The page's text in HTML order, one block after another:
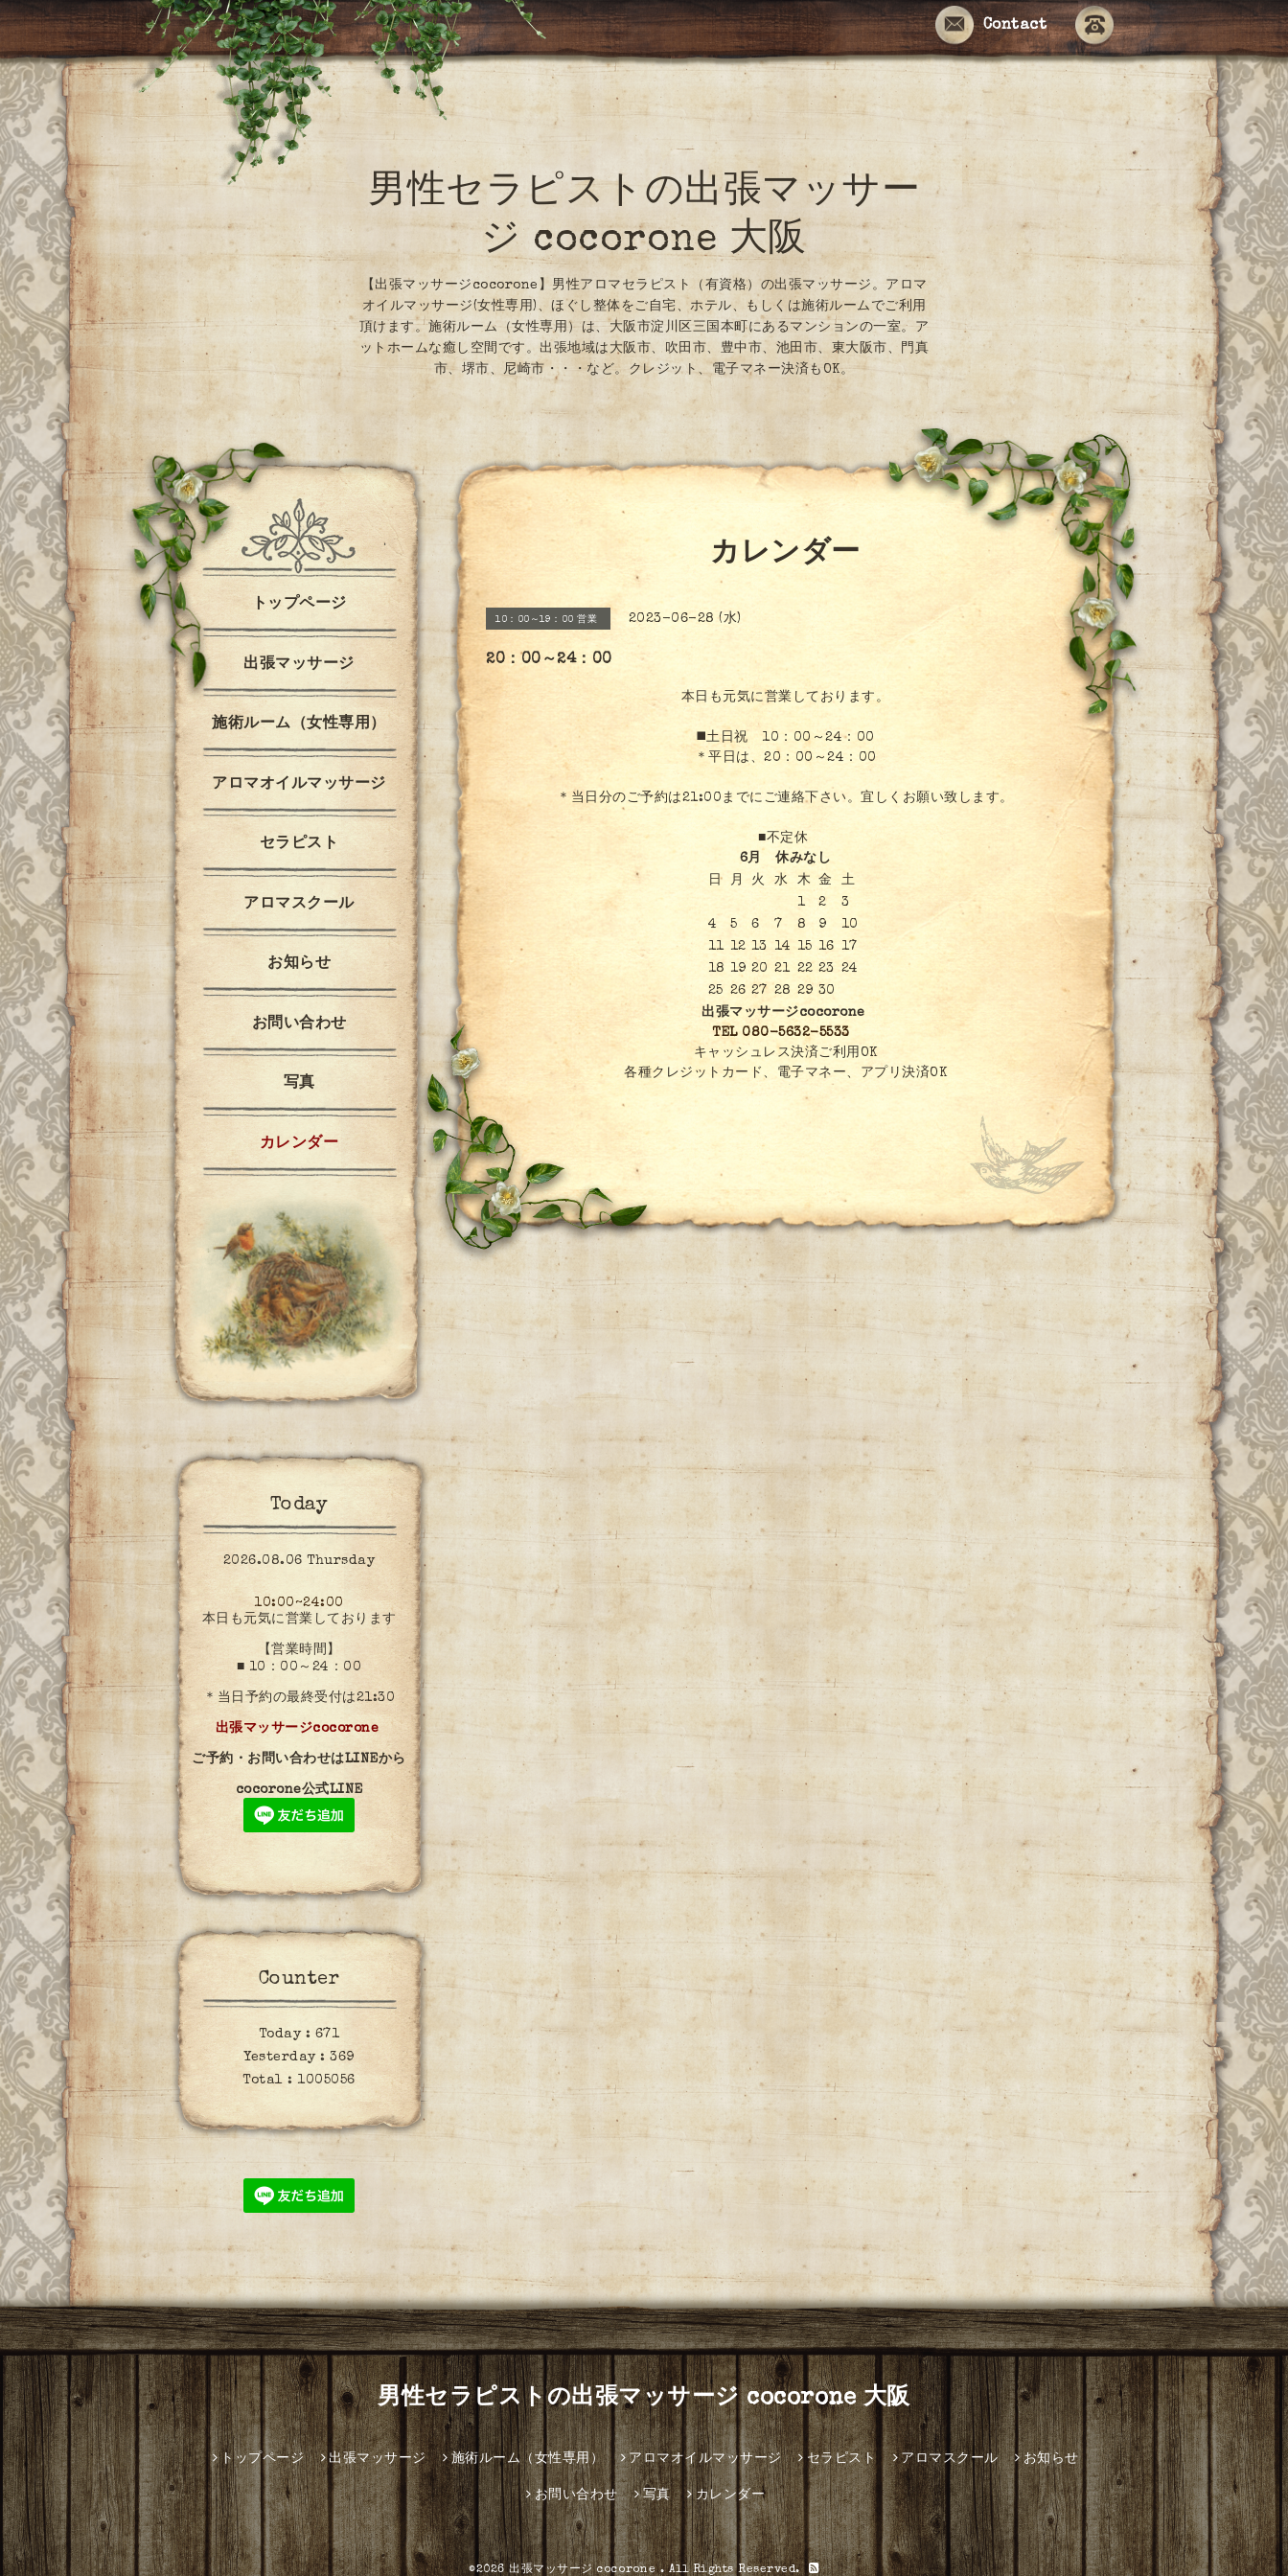
Contact
男性セラピストの出張マッサー
ジ cocorone 大阪
【出張マッサージcocorone】男性アロマセラピスト（有資格）の出張マッサージ。アロマ
オイルマッサージ(女性専用)、ほぐし整体をご自宅、ホテル、もしくは施術ルームでご利用
頂けます。施術ルーム（女性専用）は、大阪市淀川区三国本町にあるマンションの一室。ア
ットホームな癒し空間です。出張地域は大阪市、吹田市、豊中市、池田市、東大阪市、門真
市、堺市、尼崎市・・・など。クレジット、電子マネー決済もOK。
カレンダー
10：00～19：00 営業 2023-06-28 (水)
20：00～24：00
本日も元気に営業しております。
◼️土日祝 10：00～24：00
＊平日は、20：00～24：00
＊当日分のご予約は21:00までにご連絡下さい。宜しくお願い致します。
■不定休
6月 休みなし
日
月 火 水 木 金
土
1
2
3
4
5 6 7 8 9
10
11 12 13 14 15 16 17
18 19 20 21 22 23 24
25 26 27 28 29 30
出張マッサージcocorone
TEL 080-5632-5533
キャッシュレス決済ご利用OK
各種クレジットカード、電子マネー、アプリ決済OK
トップページ
出張マッサージ
施術ルーム（女性専用）
アロマオイルマッサージ
セラピスト
アロマスクール
お知らせ
お問い合わせ
写真
カレンダー
Today
2026.08.06 Thursday
10:00~24:00
本日も元気に営業しております
【営業時間】
■ 10：00～24：00
＊当日予約の最終受付は21:30
出張マッサージcocorone
ご予約・お問い合わせはLINEから
cocorone公式LINE
Counter
Today : 671
Yesterday :369
Total :1005056
男性セラピストの出張マッサージ cocorone 大阪
トップページ 出張マッサージ 施術ルーム（女性専用） アロマオイルマッサージ セラピスト アロマスクール お知らせ
お問い合わせ 写真 カレンダー
©2026出張マッサージ cocorone. All Rights Reserved.